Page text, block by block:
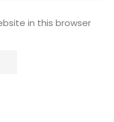
in this browser